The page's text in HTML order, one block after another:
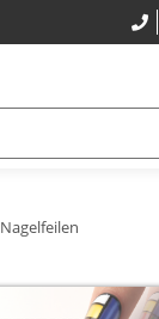
Nagelfeilen